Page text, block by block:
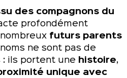
des compagnons du
profondément
futurs parents
ne sont pas de
ils portent une histoire,
unique avec